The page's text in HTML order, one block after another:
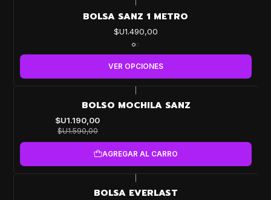
BOLSA SANZ 1 METRO
$U1.490,00
VER OPCIONES
BOLSO MOCHILA SANZ
$U1.190,00
$U1.590,00
AGREGAR AL CARRO
BOLSA EVERLAST